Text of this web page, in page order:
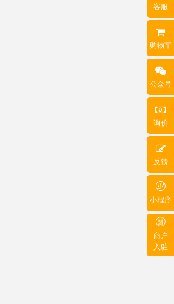
客服
购物车
公众号
询价
反馈
小程序
商户
入驻